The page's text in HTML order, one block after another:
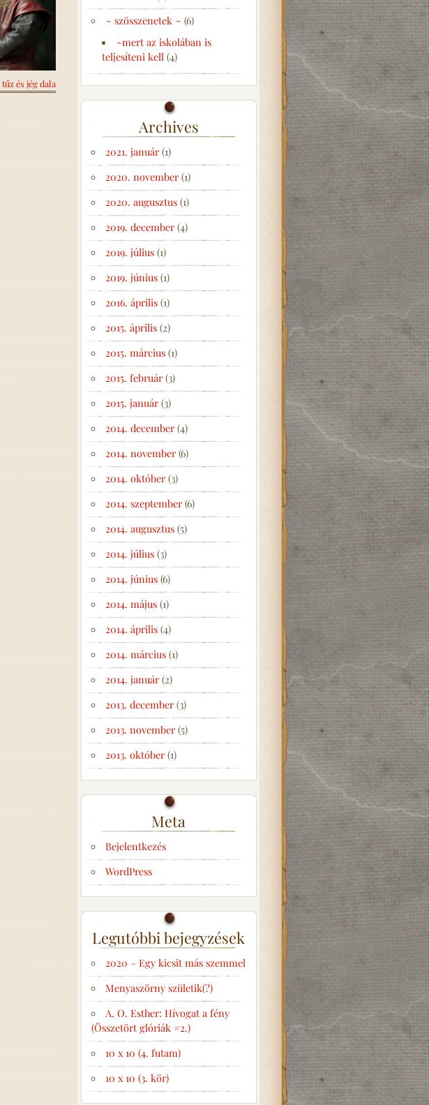
tűz és jég dala
~ szösszenetek ~(6)
~mert az iskolában is
teljesíteni kell(4)
Archives
2021. január(1)
2020. november(1)
2020. augusztus(1)
2019. december(4)
2019. július(1)
2019. június(1)
2016. április(1)
2015. április(2)
2015. március(1)
2015. február(3)
2015. január(3)
2014. december(4)
2014. november(6)
2014. október(3)
2014. szeptember(6)
2014. augusztus(5)
2014. július(3)
2014. június(6)
2014. május(1)
2014. április(4)
2014. március(1)
2014. január(2)
2013. december(3)
2013. november(5)
2013. október(1)
Meta
Bejelentkezés
WordPress
Legutóbbi bejegyzések
2020 – Egy kicsit más szemmel
Menyaszörny születik(?)
A. O. Esther: Hívogat a fény
(Összetört glóriák #2.)
10 x 10 (4. futam)
10 x 10 (3. kör)